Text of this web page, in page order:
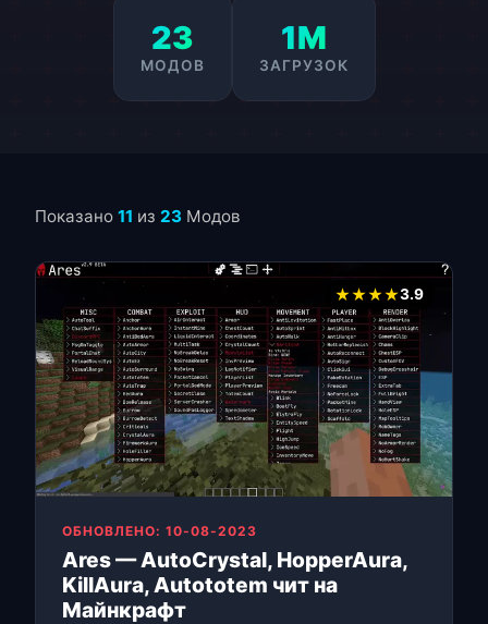
23
МОДОВ
1M
ЗАГРУЗОК
Показано 11 из 23 Модов
★★★★3.9
ОБНОВЛЕНО: 10-08-2023
Ares — AutoCrystal, HopperAura,
KillAura, Autototem чит на
Майнкрафт